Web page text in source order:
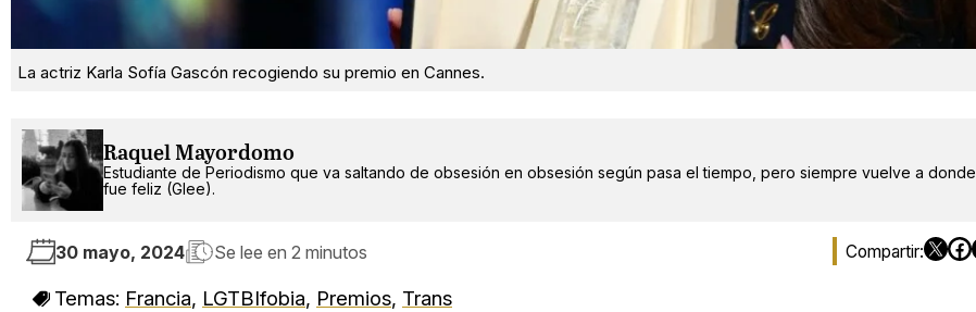
La actriz Karla Sofía Gascón recogiendo su premio en Cannes.
Raquel Mayordomo
Estudiante de Periodismo que va saltando de obsesión en obsesión según pasa el tiempo, pero siempre vuelve a donde
fue feliz (Glee).
30 mayo, 2024 Se lee en 2 minutos
Temas: Francia, LGTBIfobia, Premios, Trans